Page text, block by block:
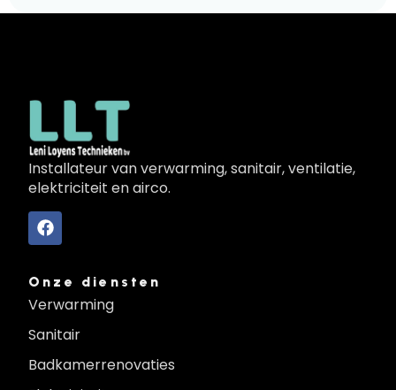
Installateur van verwarming, sanitair, ventilatie,
elektriciteit en airco.
Onze diensten
Verwarming
Sanitair
Badkamerrenovaties